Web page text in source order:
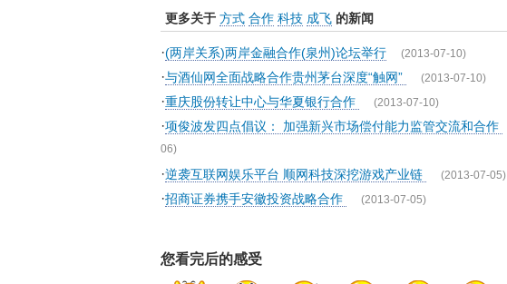
更多关于 方式 合作 科技 成飞 的新闻
·(两岸关系)两岸金融合作(泉州)论坛举行 (2013-07-10)
·与酒仙网全面战略合作贵州茅台深度“触网” (2013-07-10)
·重庆股份转让中心与华夏银行合作 (2013-07-10)
·项俊波发四点倡议： 加强新兴市场偿付能力监管交流和合作
06)
·逆袭互联网娱乐平台 顺网科技深挖游戏产业链 (2013-07-05)
·招商证券携手安徽投资战略合作 (2013-07-05)
您看完后的感受